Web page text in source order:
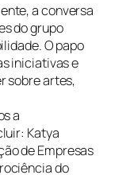
a conversa
do grupo
O papo
iniciativas e
sobre artes,
a
Katya
de Empresas
do